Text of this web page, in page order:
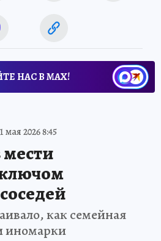
НАС В МАХ!
мая 2026 8:45
как семейная
иномарки